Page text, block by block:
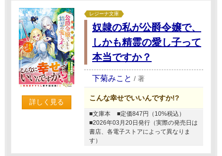
詳しく見る
レジーナ文庫
奴隷の私が公爵令嬢で、
しかも精霊の愛し子って
本当ですか？
下菊みこと / 著
こんな幸せでいいんですか!?
■文庫本
■定価847円（10%税込）
■2026年03月20日発行（実際の発売日は
書店、各電子ストアによって異なりま
す）